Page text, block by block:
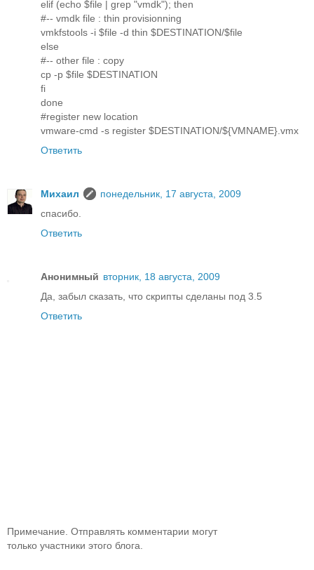
elif (echo $file | grep "vmdk"); then
#-- vmdk file : thin provisionning
vmkfstools -i $file -d thin $DESTINATION/$file
else
#-- other file : copy
cp -p $file $DESTINATION
fi
done
#register new location
vmware-cmd -s register $DESTINATION/${VMNAME}.vmx
Ответить
Михаил
понедельник, 17 августа, 2009
спасибо.
Ответить
Анонимный вторник, 18 августа, 2009
Да, забыл сказать, что скрипты сделаны под 3.5
Ответить
Примечание. Отправлять комментарии могут
только участники этого блога.